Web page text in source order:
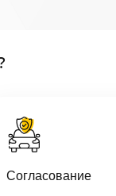
Согласование